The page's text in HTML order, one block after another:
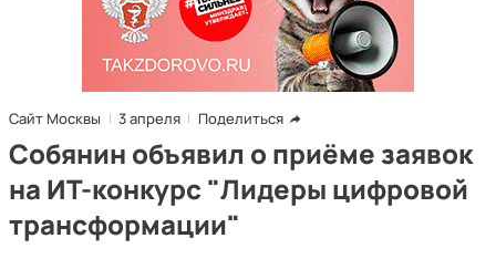
Сайт Москвы 3 апреля Поделиться
Собянин объявил о приёме заявок
на ИТ-конкурс "Лидеры цифровой
трансформации"